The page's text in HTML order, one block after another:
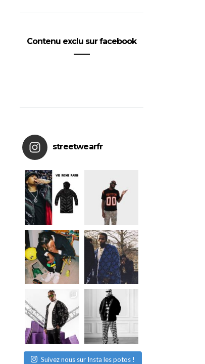
Contenu exclu sur facebook
streetwearfr
Suivez nous sur Insta les potos !